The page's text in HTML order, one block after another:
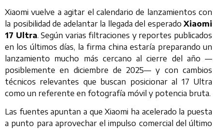
Xiaomi vuelve a agitar el calendario de lanzamientos con
la posibilidad de adelantar la llegada del esperado Xiaomi
17 Ultra. Según varias filtraciones y reportes publicados
en los últimos días, la firma china estaría preparando un
lanzamiento mucho más cercano al cierre del año —
posiblemente en diciembre de 2025— y con cambios
técnicos relevantes que buscan posicionar al 17 Ultra
como un referente en fotografía móvil y potencia bruta.
Las fuentes apuntan a que Xiaomi ha acelerado la puesta
a punto para aprovechar el impulso comercial del último